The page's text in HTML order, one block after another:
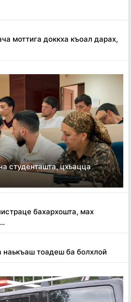
моттига доккха къоал дарах,
студенташта, цхьацца
бахархошта, мах
наькъаш тоадеш ба болхлой